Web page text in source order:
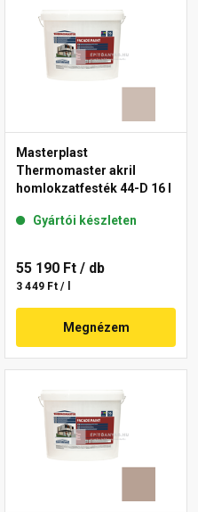
Masterplast
Thermomaster akril
homlokzatfesték 44-D 16 l
Gyártói készleten
55 190 Ft / db
3 449 Ft / l
Megnézem